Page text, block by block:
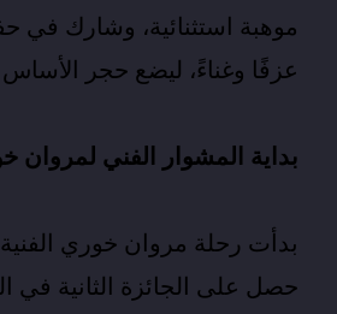
موهبة استثنائية، وشارك في
عزفًا وغناءً، ليضع حجر الأساس
بداية المشوار الفني لمروان
حصل على الجائزة الثانية في